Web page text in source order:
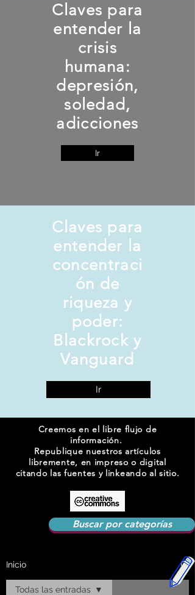
Claves para
entender la
crisis
humana:
depresión,
soledad,
adicciones
Ir
Claves para
entender la
concentraci
ón de
riqueza y
poder:
Blackrock y
Vanguard
Ir
Creemos en el libre flujo de
información.
Republique nuestros artículos
libremente, en impreso o digital
citando las fuentes y linkeando al sitio.
Buscar por categorías
Inicio
Todas las entradas